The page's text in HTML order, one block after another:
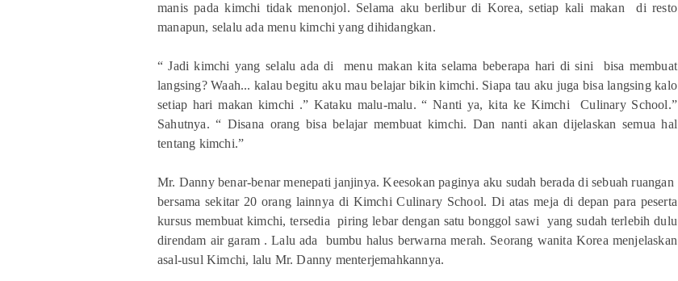
manis pada kimchi tidak menonjol. Selama aku berlibur di Korea, setiap kali makan di resto
manapun, selalu ada menu kimchi yang dihidangkan.
“ Jadi kimchi yang selalu ada di menu makan kita selama beberapa hari di sini bisa membuat
langsing? Waah... kalau begitu aku mau belajar bikin kimchi. Siapa tau aku juga bisa langsing kalo
setiap hari makan kimchi .” Kataku malu-malu. “ Nanti ya, kita ke Kimchi Culinary School.”
Sahutnya. “ Disana orang bisa belajar membuat kimchi. Dan nanti akan dijelaskan semua hal
tentang kimchi.”
Mr. Danny benar-benar menepati janjinya. Keesokan paginya aku sudah berada di sebuah ruangan
bersama sekitar 20 orang lainnya di Kimchi Culinary School. Di atas meja di depan para peserta
kursus membuat kimchi, tersedia piring lebar dengan satu bonggol sawi yang sudah terlebih dulu
direndam air garam . Lalu ada bumbu halus berwarna merah. Seorang wanita Korea menjelaskan
asal-usul Kimchi, lalu Mr. Danny menterjemahkannya.